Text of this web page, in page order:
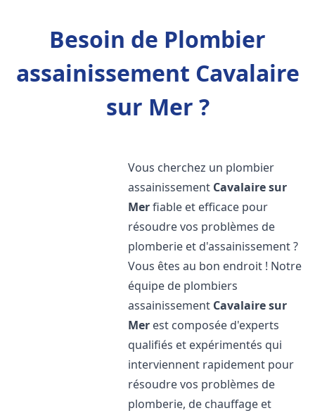
Besoin de Plombier
assainissement Cavalaire
sur Mer ?
Vous cherchez un plombier
assainissement Cavalaire sur
Merfiable et efficace pour
résoudre vos problèmes de
plomberie et d'assainissement ?
Vous êtes au bon endroit ! Notre
équipe de plombiers
assainissement Cavalaire sur
Mer est composée d'experts
qualifiés et expérimentés qui
interviennent rapidement pour
résoudre vos problèmes de
plomberie, de chauffage et